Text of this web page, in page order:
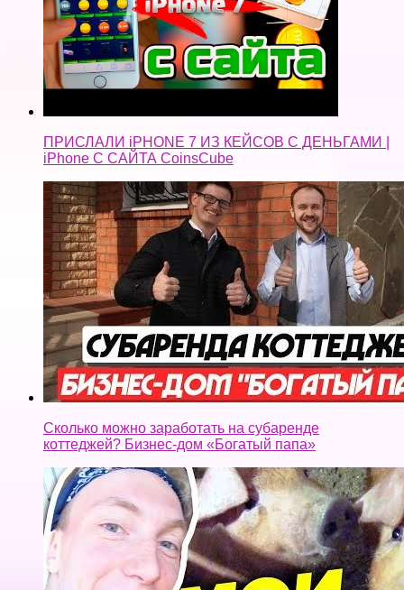
ПРИСЛАЛИ iPHONE 7 ИЗ КЕЙСОВ С ДЕНЬГАМИ |
iPhone С САЙТА CoinsCube
Сколько можно заработать на субаренде
коттеджей? Бизнес-дом «Богатый папа»